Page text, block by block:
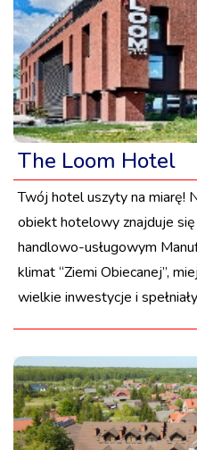
The Loom Hotel
Twój hotel uszyty na miarę!
obiekt hotelowy znajduje
handlowo-usługowym
klimat “Ziemi Obiecanej”,
wielkie inwestycje i